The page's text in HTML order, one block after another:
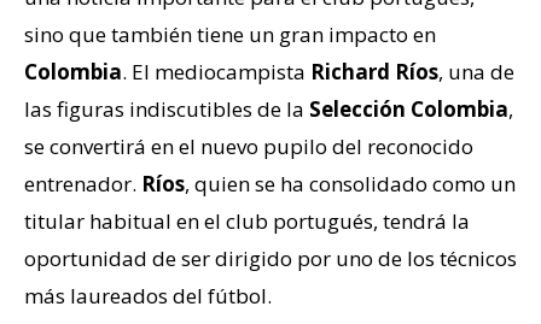
sino que también tiene un gran impacto en
Colombia. El mediocampista Richard Ríos, una de
las figuras indiscutibles de la Selección Colombia,
se convertirá en el nuevo pupilo del reconocido
entrenador. Ríos, quien se ha consolidado como un
titular habitual en el club portugués, tendrá la
oportunidad de ser dirigido por uno de los técnicos
más laureados del fútbol.